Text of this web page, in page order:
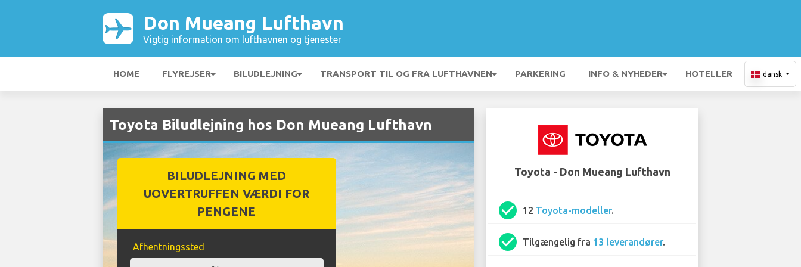
Don Mueang Lufthavn
Vigtig information om lufthavnen og tjenester
HOME FLYREJSER BILUDLEJNING TRANSPORT TIL OG FRA LUFTHAVNEN PARKERING INFO & NYHEDER HOTELLER dansk
Toyota Biludlejning hos Don Mueang Lufthavn
BILUDLEJNING MED
UOVERTRUFFEN VÆRDI FOR
PENGENE
Afhentningssted
Toyota - Don Mueang Lufthavn
check_circle 12 Toyota-modeller.
check_circle Tilgængelig fra 13 leverandører.